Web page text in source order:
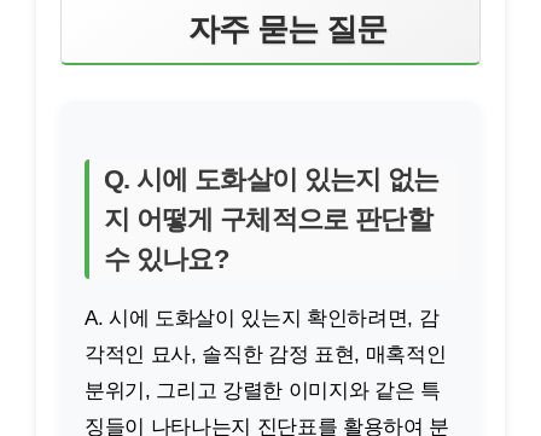
자주 묻는 질문
Q. 시에 도화살이 있는지 없는
지 어떻게 구체적으로 판단할
수 있나요?
A. 시에 도화살이 있는지 확인하려면, 감
각적인 묘사, 솔직한 감정 표현, 매혹적인
분위기, 그리고 강렬한 이미지와 같은 특
징들이 나타나는지 진단표를 활용하여 분